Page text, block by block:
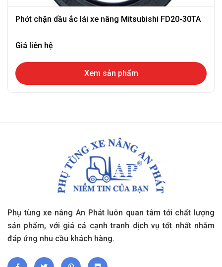
Phớt chặn dầu ắc lái xe nâng Mitsubishi FD20-30TA
Giá liên hệ
Xem sản phẩm
Phụ tùng xe nâng An Phát luôn quan tâm tới chất lượng
sản phẩm, với giá cả cạnh tranh dịch vụ tốt nhất nhằm
đáp ứng nhu cầu khách hàng.